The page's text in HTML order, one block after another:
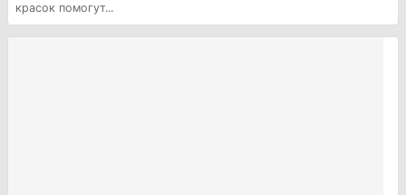
красок помогут...